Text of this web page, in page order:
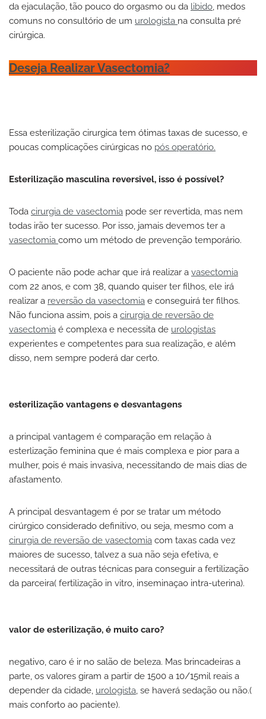
da ejaculação, tão pouco do orgasmo ou da libido , medos
comuns no consultório de um urologista na consulta pré
cirúrgica.
Deseja Realizar Vasectomia?
Essa esterilização cirurgica tem ótimas taxas de sucesso, e
poucas complicações cirúrgicas no pós operatório.
Esterilização masculina reversivel, isso é possível?
Toda cirurgia de vasectomia pode ser revertida, mas nem
todas irão ter sucesso. Por isso, jamais devemos ter a
vasectomia como um método de prevenção temporário.
O paciente não pode achar que irá realizar a vasectomia
com 22 anos, e com 38, quando quiser ter filhos, ele irá
realizar a reversão da vasectomia e conseguirá ter filhos.
Não funciona assim, pois a cirurgia de reversão de
vasectomia é complexa e necessita de urologistas
experientes e competentes para sua realização, e além
disso, nem sempre poderá dar certo.
esterilização vantagens e desvantagens
a principal vantagem é comparação em relação à
esterlização feminina que é mais complexa e pior para a
mulher, pois é mais invasiva, necessitando de mais dias de
afastamento.
A principal desvantagem é por se tratar um método
cirúrgico considerado definitivo, ou seja, mesmo com a
cirurgia de reversão de vasectomia com taxas cada vez
maiores de sucesso, talvez a sua não seja efetiva, e
necessitará de outras técnicas para conseguir a fertilização
da parceira( fertilização in vitro, inseminaçao intra-uterina).
valor de esterilização, é muito caro?
negativo, caro é ir no salão de beleza. Mas brincadeiras a
parte, os valores giram a partir de 1500 a 10/15mil reais a
depender da cidade, urologista , se haverá sedação ou não.(
mais conforto ao paciente).